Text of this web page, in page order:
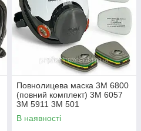
Повнолицева маска 3М 6800
(повний комплект) 3М 6057
3М 5911 3М 501
В наявності